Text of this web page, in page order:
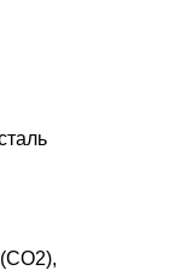
(СО2),